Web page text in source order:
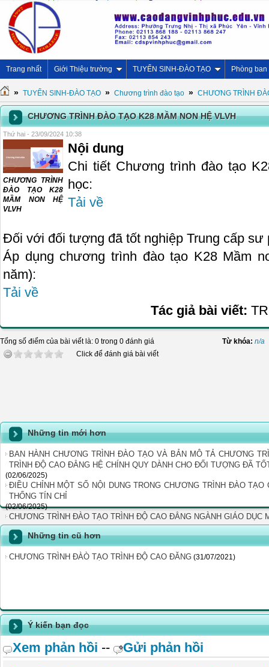
Trang nhất Giới Thiệu trường TUYỂN SINH-ĐÀO TẠO Phòng ban
» TUYỂN SINH-ĐÀO TẠO » Chương trình đào tạo » CHƯƠNG TRÌNH
CHƯƠNG TRÌNH ĐÀO TẠO K28 MẦM NON HỆ VLVH
Thứ hai - 23/09/2024 10:38
CHƯƠNG TRÌNH
ĐÀO TẠO K28
MẦM NON HỆ
VLVH
Nội dung
Chi tiết Chương trình đào tạo
học:
Tải về
Đối với đối tượng đã tốt nghiệp Trung cấp sư
Áp dụng chương trình đào tạo K28 Mầm
năm):
Tải về
Tác giả bài viết:
Tổng số điểm của bài viết là: 0 trong 0 đánh giá
Click để đánh giá bài viết
Từ khóa: n/a
Những tin mới hơn
BAN HÀNH CHƯƠNG TRÌNH ĐÀO TẠO VÀ BẢN MÔ TẢ CHƯƠNG
TRÌNH ĐỘ CAO ĐẲNG HỆ CHÍNH QUY DÀNH CHO ĐỐI TƯỢNG ĐÃ
(02/06/2025)
ĐIỀU CHỈNH MỘT SỐ NỘI DUNG TRONG CHƯƠNG TRÌNH ĐÀO
THỐNG TÍN CHỈ
(02/06/2025)
CHƯƠNG TRÌNH ĐÀO TẠO TRÌNH ĐỘ CAO ĐẲNG NGÀNH GIÁO DỤC
Những tin cũ hơn
CHƯƠNG TRÌNH ĐÀÒ TẠO TRÌNH ĐỘ CAO ĐĂNG (31/07/2021)
Ý kiến bạn đọc
Xem phản hồi --
Gửi phản hồi